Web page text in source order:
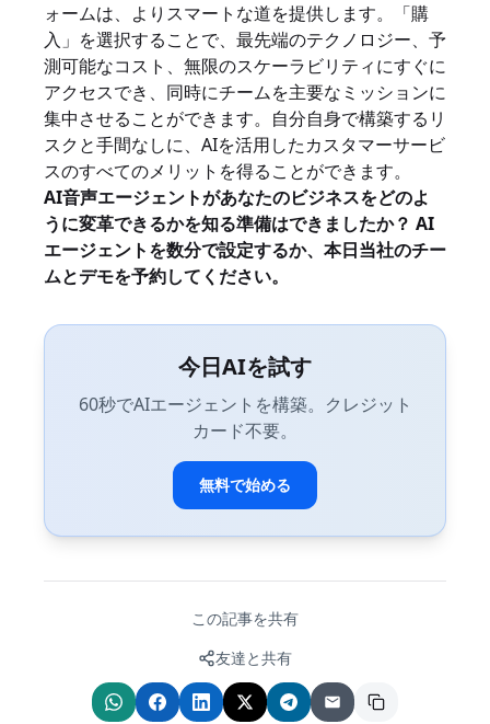
ォームは、よりスマートな道を提供します。「購
入」を選択することで、最先端のテクノロジー、予
測可能なコスト、無限のスケーラビリティにすぐに
アクセスでき、同時にチームを主要なミッションに
集中させることができます。自分自身で構築するリ
スクと手間なしに、AIを活用したカスタマーサービ
スのすべてのメリットを得ることができます。
AI音声エージェントがあなたのビジネスをどのよ
うに変革できるかを知る準備はできましたか？ AI
エージェントを数分で設定するか、本日当社のチー
ムとデモを予約してください。
今日AIを試す
60秒でAIエージェントを構築。クレジット
カード不要。
無料で始める
この記事を共有
友達と共有